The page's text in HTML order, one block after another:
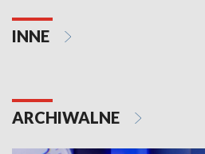
INNE
ARCHIWALNE